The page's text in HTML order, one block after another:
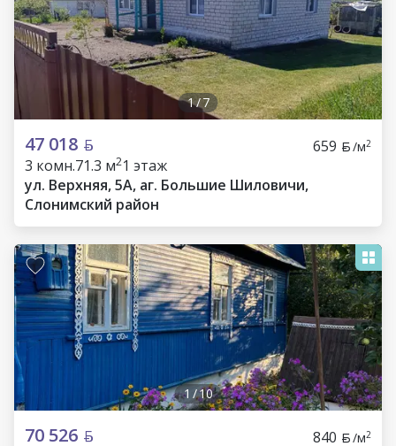
1/7
47 018 659 /м2
3 комн.71.3 м21 этаж
ул. Верхняя, 5А, аг. Большие Шиловичи,
Слонимский район
1 /10
70 526 840 /м2